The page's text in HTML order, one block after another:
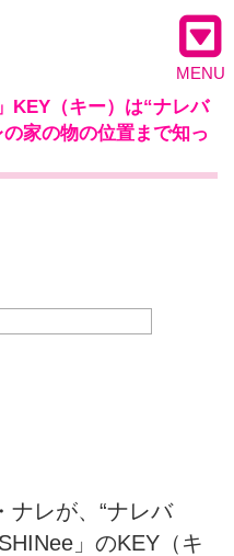
MENU
KEY（キー）は“ナレバ
家の物の位置まで知っ
ナレが、“ナレバ
」のKEY（キ